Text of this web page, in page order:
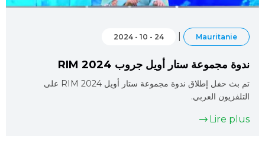
Mauritanie
24 - 10 - 2024
ندوة مجموعة ستار أويل جروب RIM 2024
تم بث حفل إطلاق ندوة مجموعة ستار أويل RIM 2024 على
التلفزيون العربي.
Lire plus